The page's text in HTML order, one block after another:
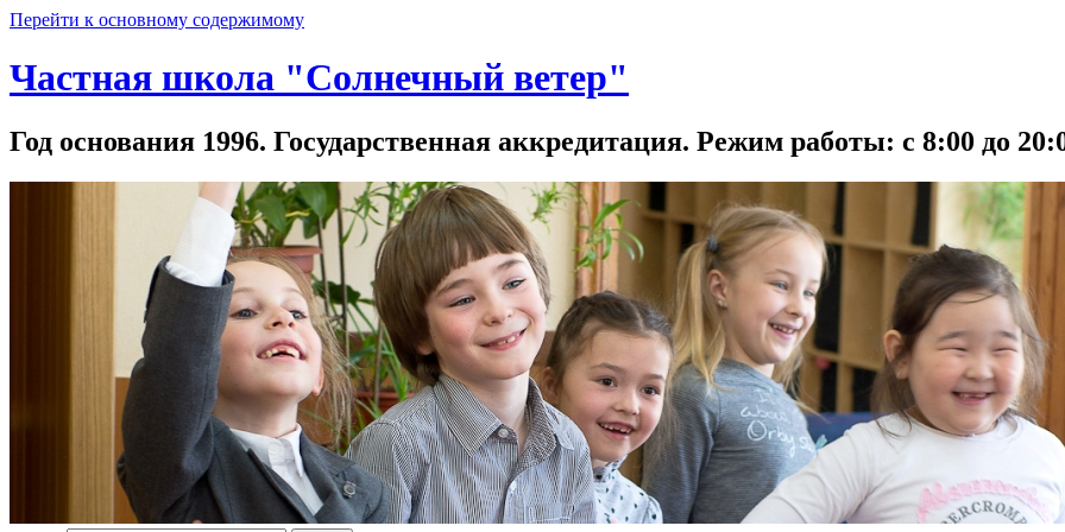
Перейти к основному содержимому
Частная школа "Солнечный ветер"
Год основания 1996. Государственная аккредитация. Режим работы: с 8:00 до